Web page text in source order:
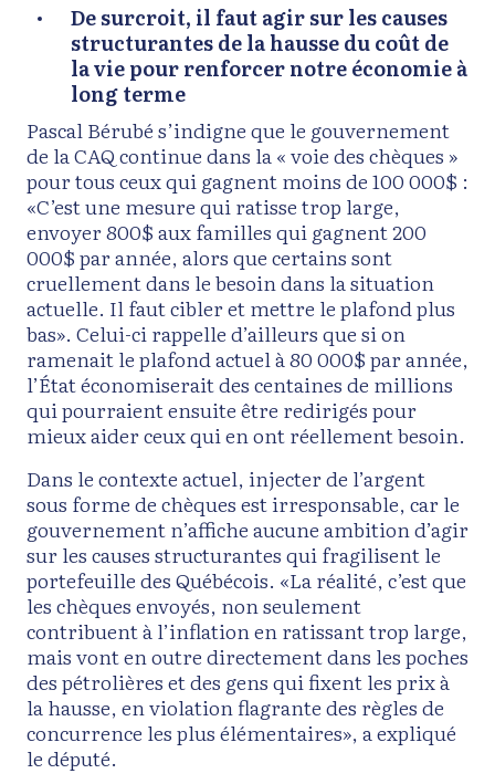
De surcroit, il faut agir sur les causes
structurantes de la hausse du coût de
la vie pour renforcer notre économie à
long terme
Pascal Bérubé s’indigne que le gouvernement
de la CAQ continue dans la « voie des chèques »
pour tous ceux qui gagnent moins de 100 000$ :
«C’est une mesure qui ratisse trop large,
envoyer 800$ aux familles qui gagnent 200
000$ par année, alors que certains sont
cruellement dans le besoin dans la situation
actuelle. Il faut cibler et mettre le plafond plus
bas». Celui-ci rappelle d’ailleurs que si on
ramenait le plafond actuel à 80 000$ par année,
l’État économiserait des centaines de millions
qui pourraient ensuite être redirigés pour
mieux aider ceux qui en ont réellement besoin.
Dans le contexte actuel, injecter de l’argent
sous forme de chèques est irresponsable, car le
gouvernement n’affiche aucune ambition d’agir
sur les causes structurantes qui fragilisent le
portefeuille des Québécois. «La réalité, c’est que
les chèques envoyés, non seulement
contribuent à l’inflation en ratissant trop large,
mais vont en outre directement dans les poches
des pétrolières et des gens qui fixent les prix à
la hausse, en violation flagrante des règles de
concurrence les plus élémentaires», a expliqué
le député.